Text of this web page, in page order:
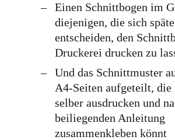
Einen Schnittbogen im
diejenigen, die sich
entscheiden, den
Druckerei drucken zu
Und das Schnittmuster
A4-Seiten aufgeteilt,
selber ausdrucken und
beiliegenden Anleitung
zusammenkleben könnt